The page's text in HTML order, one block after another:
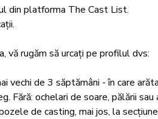
din platforma The Cast List.
vă rugăm să urcați pe profilul dvs:
vechi de 3 săptămâni - în care
Fără: ochelari de soare, pălării
de casting, mai jos, la